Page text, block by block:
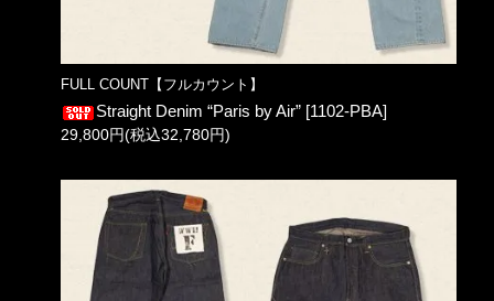
FULL COUNT【フルカウント】
Straight Denim “Paris by Air” [1102-PBA]
29,800円(税込32,780円)